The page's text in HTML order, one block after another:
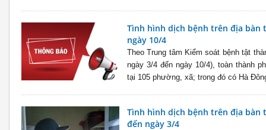
Tình hình dịch bệnh trên địa bàn
ngày 10/4
Theo Trung tâm Kiểm soát bệnh tật
ngày 3/4 đến ngày 10/4), toàn thành
tại 105 phường, xã; trong đó có Hà
Tình hình dịch bệnh trên địa bàn
đến ngày 3/4